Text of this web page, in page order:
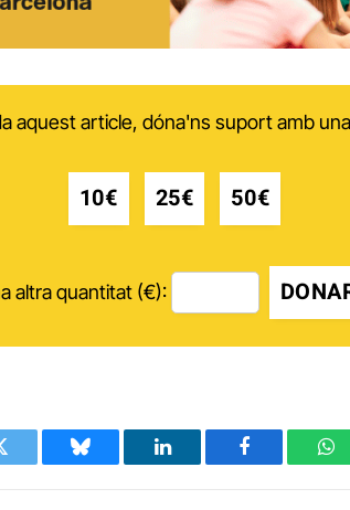
aquest article, dóna'ns suport amb
10€ 25€ 50€
altra quantitat (€):
Bluesky LinkedIn Facebook